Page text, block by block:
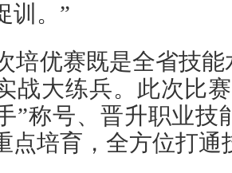
训。”
培优赛既是全省技
战大练兵。此次比
”称号、晋升职业技
点培育，全方位打通